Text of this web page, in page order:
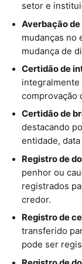
setor e
Averbação
mudanças no
mudança de
Certidão de
comprovação
Certidão de
destacando
entidade,
Registro de
penhor ou
registrados
credor.
Registro de
transferido
pode ser